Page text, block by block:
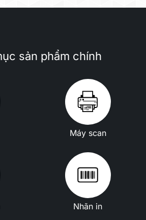
sản phẩm chính
Máy scan
Nhãn in